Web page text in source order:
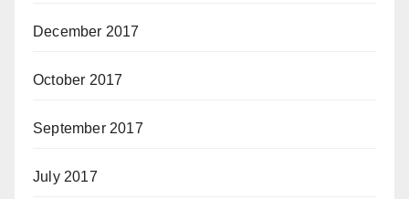
December 2017
October 2017
September 2017
July 2017